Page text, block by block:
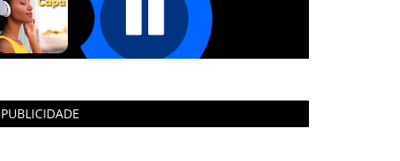
PUBLICIDADE